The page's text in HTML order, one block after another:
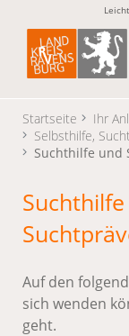
Startseite Ihr
Selbsthilfe,
Suchthilfe und
Auf den
sich wenden
geht.